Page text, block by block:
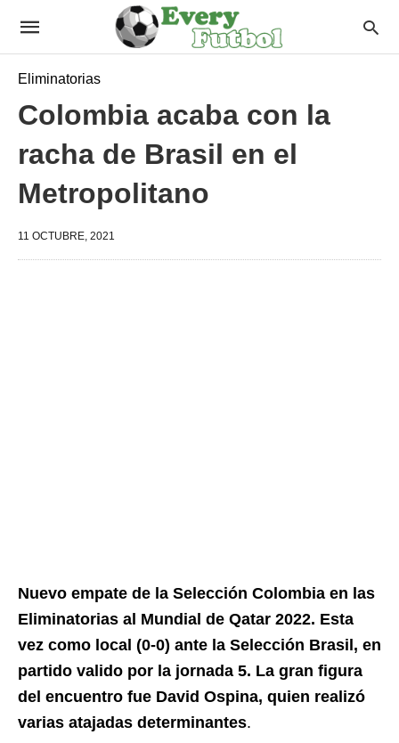
Eliminatorias
Colombia acaba con la
racha de Brasil en el
Metropolitano
11 OCTUBRE, 2021
Nuevo empate de la Selección Colombia en las
Eliminatorias al Mundial de Qatar 2022. Esta
vez como local (0-0) ante la Selección Brasil, en
partido valido por la jornada 5. La gran figura
del encuentro fue David Ospina, quien realizó
varias atajadas determinantes.